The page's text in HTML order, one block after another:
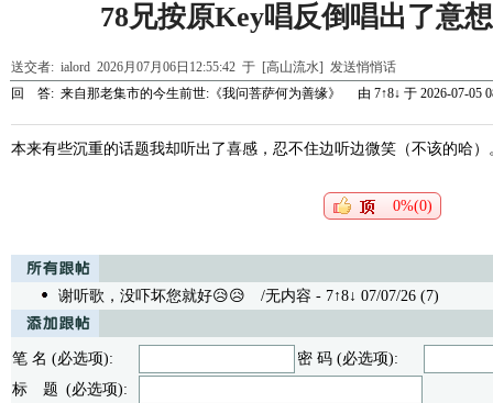
78兄按原Key唱反倒唱出了意
送交者: ialord 2026月07月06日12:55:42 于 [高山流水] 发送悄悄话
回 答: 来自那老集市的今生前世:《我问菩萨何为善缘》 由 7↑8↓ 于 2026-07-05
本来有些沉重的话题我却听出了喜感，忍不住边听边微笑（不该的哈）
0%(0)
谢听歌，没吓坏您就好😥😥 /无内容 - 7↑8↓ 07/07/26 (7)
笔 名 (必选项):
密 码 (必选项):
标 题 (必选项):